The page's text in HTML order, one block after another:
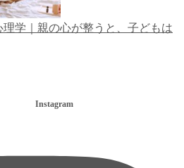
学｜親の心が整うと、子どもは
Instagram